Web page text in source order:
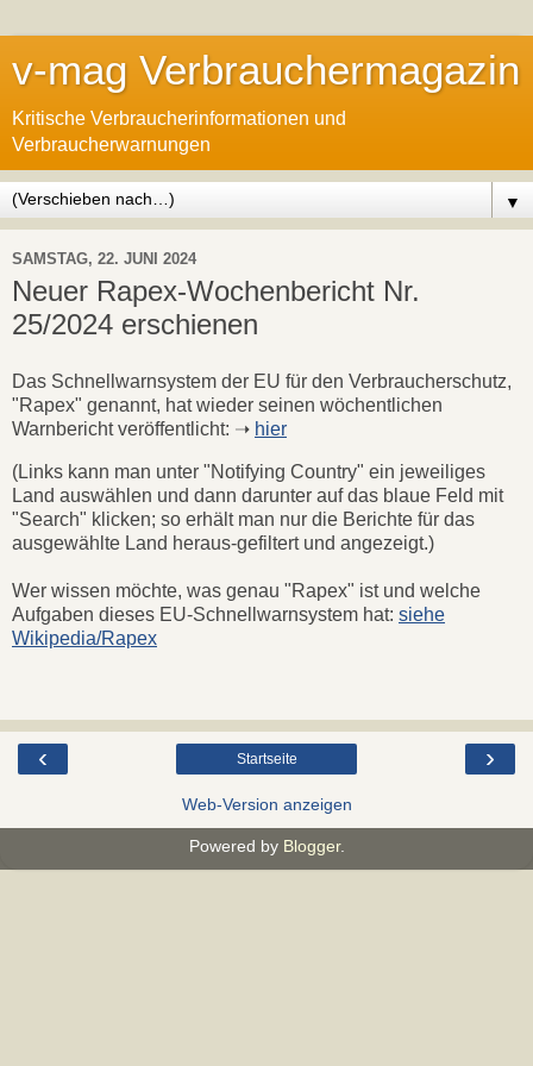
v-mag Verbrauchermagazin
Kritische Verbraucherinformationen und
Verbraucherwarnungen
▼
SAMSTAG, 22. JUNI 2024
Neuer Rapex-Wochenbericht Nr.
25/2024 erschienen
Das Schnellwarnsystem der EU für den Verbraucherschutz,
"Rapex" genannt, hat wieder seinen wöchentlichen
Warnbericht veröffentlicht: ➝ hier
(Links kann man unter "Notifying Country" ein jeweiliges
Land auswählen und dann darunter auf das blaue Feld mit
"Search" klicken; so erhält man nur die Berichte für das
ausgewählte Land heraus-gefiltert und angezeigt.)
Wer wissen möchte, was genau "Rapex" ist und welche
Aufgaben dieses EU-Schnellwarnsystem hat: siehe
Wikipedia/Rapex
‹ ›
Startseite
Web-Version anzeigen
Powered by Blogger.